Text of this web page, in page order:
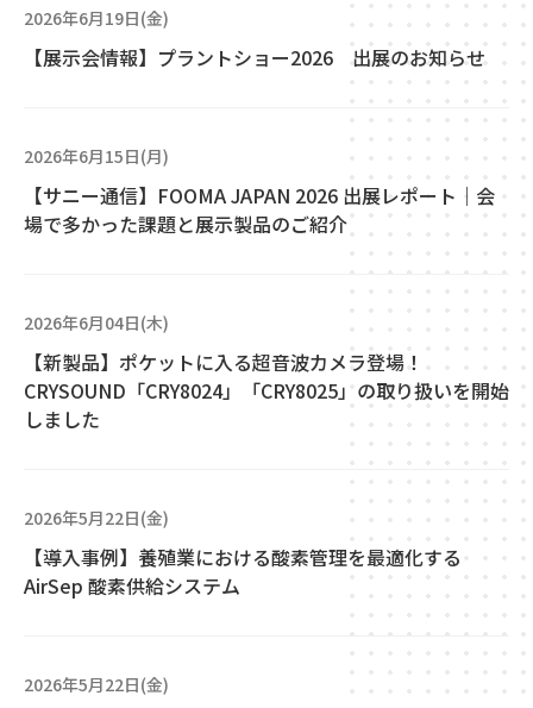
2026年6月19日(金)
【展示会情報】プラントショー2026 出展のお知らせ
2026年6月15日(月)
【サニー通信】FOOMA JAPAN 2026 出展レポート｜会
場で多かった課題と展示製品のご紹介
2026年6月04日(木)
【新製品】ポケットに入る超音波カメラ登場！
CRYSOUND「CRY8024」「CRY8025」の取り扱いを開始
しました
2026年5月22日(金)
【導入事例】養殖業における酸素管理を最適化する
AirSep 酸素供給システム
2026年5月22日(金)